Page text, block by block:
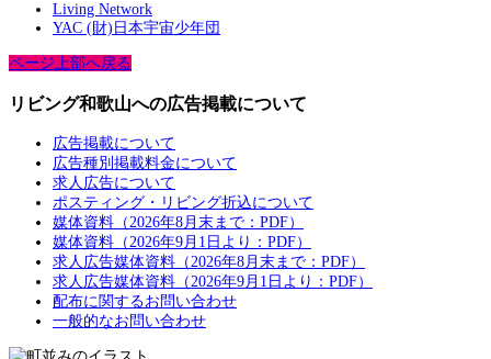
Living Network
YAC (財)日本宇宙少年団
ページ上部へ戻る
リビング和歌山への広告掲載について
広告掲載について
広告種別掲載料金について
求人広告について
ポスティング・リビング折込について
媒体資料（2026年8月末まで：PDF）
媒体資料（2026年9月1日より：PDF）
求人広告媒体資料（2026年8月末まで：PDF）
求人広告媒体資料（2026年9月1日より：PDF）
配布に関するお問い合わせ
一般的なお問い合わせ